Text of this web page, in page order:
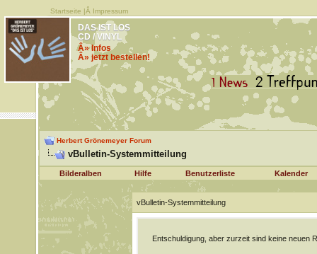
Startseite |Â Impressum
DAS IST LOS
CD / VINYL
Â» Infos
Â» jetzt bestellen!
Herbert Grönemeyer Forum
vBulletin-Systemmitteilung
Bilderalben Hilfe Benutzerliste Kalender
vBulletin-Systemmitteilung
Entschuldigung, aber zurzeit sind keine neuen